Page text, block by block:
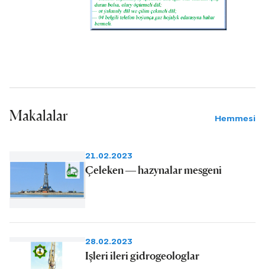
Makalalar Hemmesi
21.02.2023
Çeleken — hazynalar mesgeni
28.02.2023
Işleri ileri gidrogeologlar